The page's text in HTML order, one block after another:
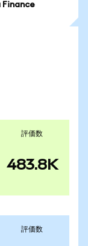
Finance
評価数
483.8K
評価数